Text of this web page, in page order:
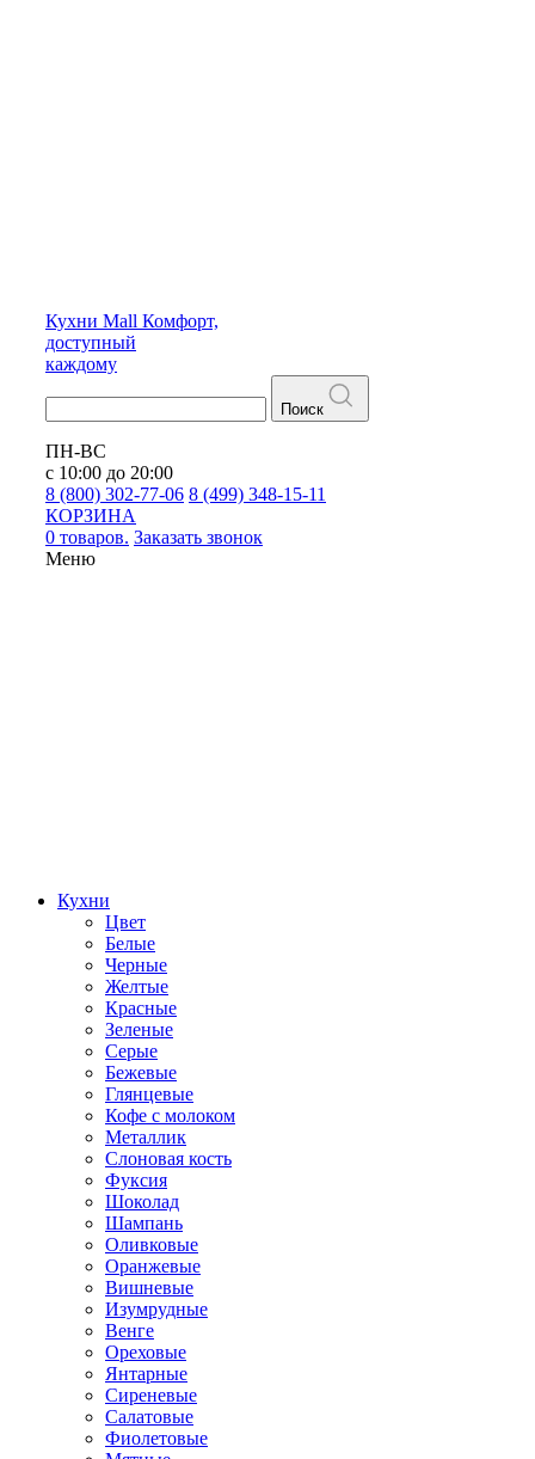
Кухни Mall Комфорт,
доступный
каждому
Поиск
ПН-ВС
с 10:00 до 20:00
8 (800) 302-77-06 8 (499) 348-15-11
КОРЗИНА
0 товаров. Заказать звонок
Меню
Кухни
Цвет
Белые
Черные
Желтые
Красные
Зеленые
Серые
Бежевые
Глянцевые
Кофе с молоком
Металлик
Слоновая кость
Фуксия
Шоколад
Шампань
Оливковые
Оранжевые
Вишневые
Изумрудные
Венге
Ореховые
Янтарные
Сиреневые
Салатовые
Фиолетовые